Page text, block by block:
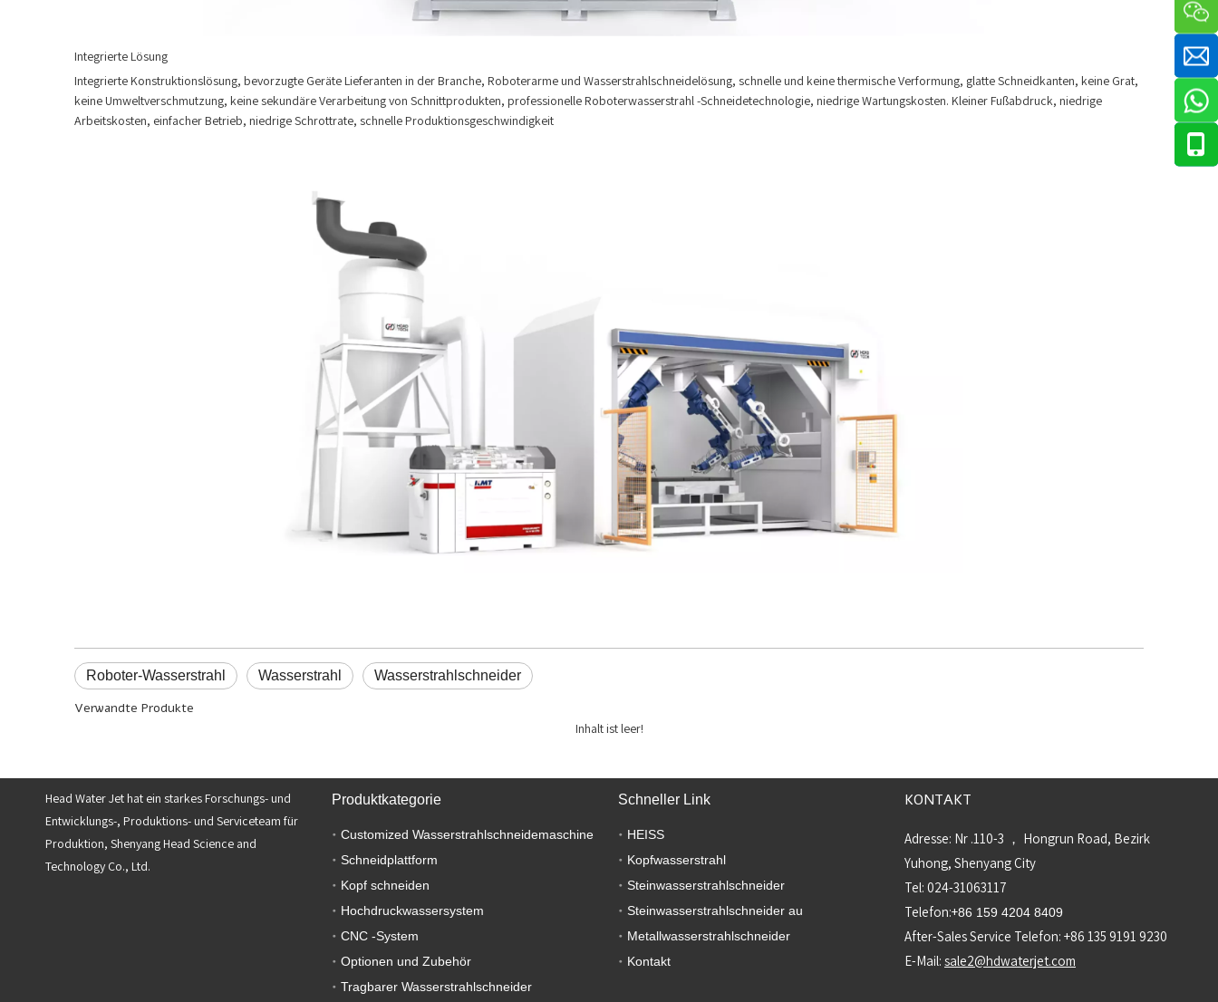
Integrierte Lösung
Integrierte Konstruktionslösung, bevorzugte Geräte Lieferanten in der Branche, Roboterarme und Wasserstrahlschneidelösung, schnelle und keine thermische Verformung, glatte Schneidkanten, keine Grat,
keine Umweltverschmutzung, keine sekundäre Verarbeitung von Schnittprodukten, professionelle Roboterwasserstrahl -Schneidetechnologie, niedrige Wartungskosten. Kleiner Fußabdruck, niedrige
Arbeitskosten, einfacher Betrieb, niedrige Schrottrate, schnelle Produktionsgeschwindigkeit
Roboter-Wasserstrahl Wasserstrahl Wasserstrahlschneider
Verwandte Produkte
Inhalt ist leer!
Head Water Jet hat ein starkes Forschungs- und
Entwicklungs-, Produktions- und Serviceteam für
Produktion, Shenyang Head Science and
Technology Co., Ltd.
Produktkategorie
Customized Wasserstrahlschneidemaschine
Schneidplattform
Kopf schneiden
Hochdruckwassersystem
CNC -System
Optionen und Zubehör
Tragbarer Wasserstrahlschneider
Schneller Link
HEISS
Kopfwasserstrahl
Steinwasserstrahlschneider
Steinwasserstrahlschneider au
Metallwasserstrahlschneider
Kontakt
KONTAKT
Adresse: Nr .110-3 ， Hongrun Road, Bezirk
Yuhong, Shenyang City
Tel: 024-31063117
Telefon:+86 159 4204 8409
After-Sales Service Telefon: +86 135 9191 9230
E-Mail: sale2@hdwaterjet.com